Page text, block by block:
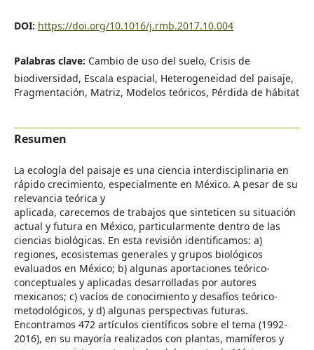
DOI: https://doi.org/10.1016/j.rmb.2017.10.004
Palabras clave: Cambio de uso del suelo, Crisis de
biodiversidad, Escala espacial, Heterogeneidad del paisaje,
Fragmentación, Matriz, Modelos teóricos, Pérdida de hábitat
Resumen
La ecología del paisaje es una ciencia interdisciplinaria en
rápido crecimiento, especialmente en México. A pesar de su
relevancia teórica y
aplicada, carecemos de trabajos que sinteticen su situación
actual y futura en México, particularmente dentro de las
ciencias biológicas. En esta revisión identificamos: a)
regiones, ecosistemas generales y grupos biológicos
evaluados en México; b) algunas aportaciones teórico-
conceptuales y aplicadas desarrolladas por autores
mexicanos; c) vacíos de conocimiento y desafíos teórico-
metodológicos, y d) algunas perspectivas futuras.
Encontramos 472 artículos científicos sobre el tema (1992-
2016), en su mayoría realizados con plantas, mamíferos y